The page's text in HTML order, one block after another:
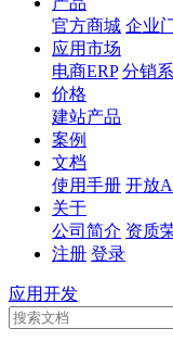
官方商城 企业
应用市场
电商ERP 分销
价格
建站产品
案例
文档
使用手册 开放
关于
公司简介 资质
注册 登录
应用开发